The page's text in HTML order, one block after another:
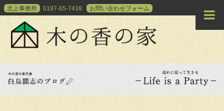
北上事務所 0197-65-7439 お問い合わせフォーム